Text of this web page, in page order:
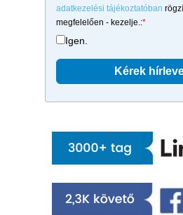
adatkezelési tájékoztatóban
megfelelően - kezelje.:*
Igen.